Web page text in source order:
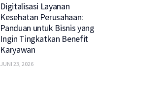
Digitalisasi Layanan
Kesehatan Perusahaan:
Panduan untuk Bisnis yang
Ingin Tingkatkan Benefit
Karyawan
JUNI 23, 2026